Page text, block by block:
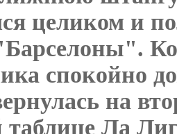
целиком и
спокойно
на
таблице Ла